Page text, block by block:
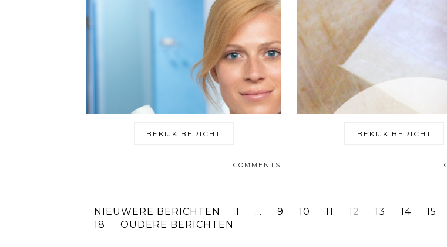
BEKIJK BERICHT
COMMENTS
BEKIJK BERICHT
NIEUWERE BERICHTEN 1 … 9 10 11 12 13 14 15
18
OUDERE BERICHTEN